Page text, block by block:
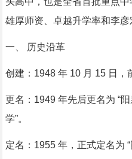
雄厚师资、卓越升学率和李彦
一、 历史沿革
创建：1948 年 10 月 15 日，
更名：1949 年先后更名为 “
学”。
定名：1955 年，正式定名为 “